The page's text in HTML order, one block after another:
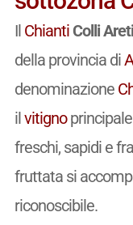
Il ChiantiColli
della provincia di
denominazione
ilvitigno
freschi, sapidi e
fruttata si
riconoscibile.